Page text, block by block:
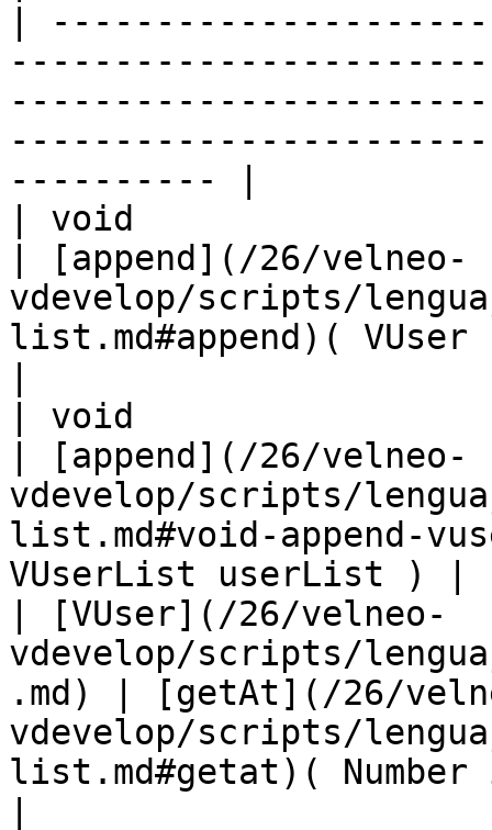
|
---------- |
| void
| [append](/26/velneo-
vdevelop/scripts/
list.md#append)(
| void
| [append](/26/velneo-
vdevelop/scripts/
list.md#void-append-
VUserList userList ) |
| [VUser](/26/velneo-
vdevelop/scripts/
.md) | [getAt](/26/
vdevelop/scripts/
list.md#getat)(